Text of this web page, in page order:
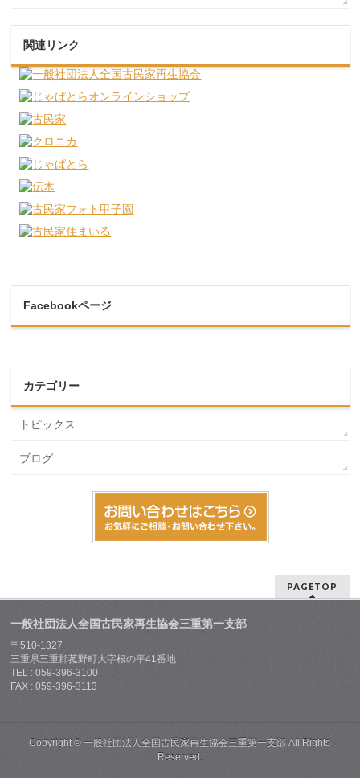
関連リンク
Facebookページ
カテゴリー
トピックス
ブログ
PAGETOP
一般社団法人全国古民家再生協会三重第一支部
〒510-1327
三重県三重郡菰野町大字根の平41番地
TEL : 059-396-3100
FAX : 059-396-3113
Copyright ©一般社団法人全国古民家再生協会三重第一支部 All Rights
Reserved.